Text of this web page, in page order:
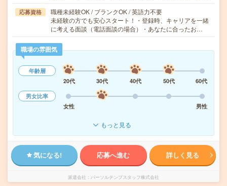
応募資格
職種未経験OK / ブランクOK / 英語力不要
未経験の方でも安心スタート！・登録時、キャリアを一緒
に考える面談（電話面談の場合）・あなたに合ったお…
職場の雰囲気
年齢層
20代
30代 40代 50代
60代
男女比率
女性
男性
もっと見る
気になる! 応募へ進む 詳しく見る
派遣会社 パーソルテンプスタッフ株式会社